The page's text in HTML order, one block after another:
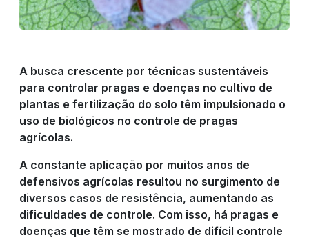
REPRESENTANTE
DE VENDAS
RESULTADO
DO CAMPO
CULTIVOS
A busca crescente por técnicas sustentáveis ​​
para controlar pragas e doenças no cultivo de
plantas e fertilização do solo têm impulsionado o
uso de biológicos no controle de pragas
agrícolas.
A constante aplicação por muitos anos de
defensivos agrícolas resultou no surgimento de
diversos casos de resistência, aumentando as
dificuldades de controle. Com isso, há pragas e
doenças que têm se mostrado de difícil controle